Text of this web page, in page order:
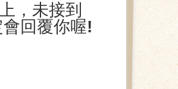
，未接到
回覆你喔!